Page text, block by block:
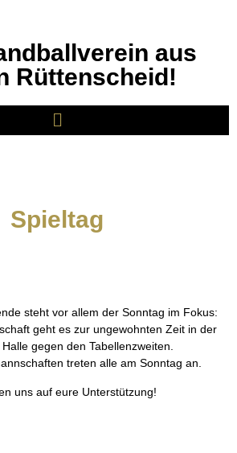
aus
Rüttenscheid!
Spieltag
steht vor allem der Sonntag im Fokus:
geht es zur ungewohnten Zeit in der
gegen den Tabellenzweiten.
treten alle am Sonntag an.
uns auf eure Unterstützung!